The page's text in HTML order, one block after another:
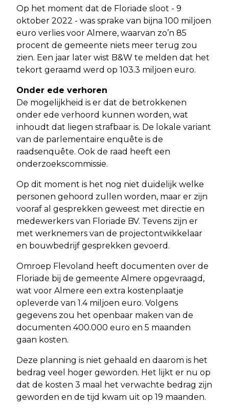
Op het moment dat de Floriade sloot - 9
oktober 2022 - was sprake van bijna 100 miljoen
euro verlies voor Almere, waarvan zo’n 85
procent de gemeente niets meer terug zou
zien. Een jaar later wist B&W te melden dat het
tekort geraamd werd op 103.3 miljoen euro.
Onder ede verhoren
De mogelijkheid is er dat de betrokkenen
onder ede verhoord kunnen worden, wat
inhoudt dat liegen strafbaar is. De lokale variant
van de parlementaire enquête is de
raadsenquête. Ook de raad heeft een
onderzoekscommissie.
Op dit moment is het nog niet duidelijk welke
personen gehoord zullen worden, maar er zijn
vooraf al gesprekken geweest met directie en
medewerkers van Floriade BV. Tevens zijn er
met werknemers van de projectontwikkelaar
en bouwbedrijf gesprekken gevoerd.
Omroep Flevoland heeft documenten over de
Floriade bij de gemeente Almere opgevraagd,
wat voor Almere een extra kostenplaatje
opleverde van 1.4 miljoen euro. Volgens
gegevens zou het openbaar maken van de
documenten 400.000 euro en 5 maanden
gaan kosten.
Deze planning is niet gehaald en daarom is het
bedrag veel hoger geworden. Het lijkt er nu op
dat de kosten 3 maal het verwachte bedrag zijn
geworden en de tijd kwam uit op 19 maanden.